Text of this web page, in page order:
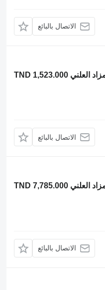
الاتصال بالبائع
TND 1,523.000
الاتصال بالبائع
TND 7,785.000
الاتصال بالبائع